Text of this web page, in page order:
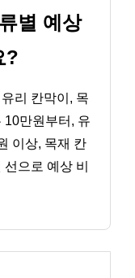
별 예상
?
리 칸막이, 목
10만원부터, 유
이상, 목재 칸
으로 예상 비